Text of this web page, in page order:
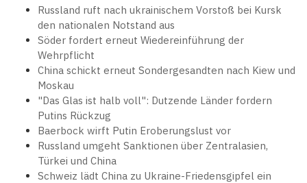
Russland ruft nach ukrainischem Vorstoß bei Kursk
den nationalen Notstand aus
Söder fordert erneut Wiedereinführung der
Wehrpflicht
China schickt erneut Sondergesandten nach Kiew und
Moskau
"Das Glas ist halb voll": Dutzende Länder fordern
Putins Rückzug
Baerbock wirft Putin Eroberungslust vor
Russland umgeht Sanktionen über Zentralasien,
Türkei und China
Schweiz lädt China zu Ukraine-Friedensgipfel ein